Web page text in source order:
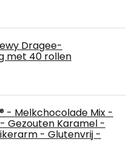
Dragee-
met 40 rollen
- Melkchocolade Mix -
Gezouten Karamel -
- Glutenvrij -